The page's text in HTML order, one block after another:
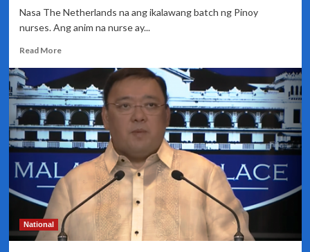
Nasa The Netherlands na ang ikalawang batch ng Pinoy
nurses. Ang anim na nurse ay...
Read MoreRead
about
Ikalawang
batch
ng
Pinoy
nurses,
dumating
sa
The
Netherlands
National